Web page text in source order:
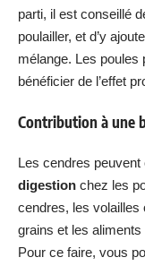
parti, il est conseillé
poulailler, et d’y
mélange. Les poules
bénéficier de l’effet
Contribution à une
Les cendres
digestion chez les
cendres, les volailles
grains et les
Pour ce faire, vous